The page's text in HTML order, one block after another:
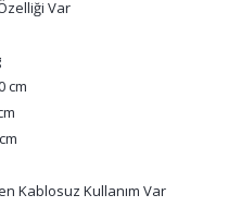
Var
cm
Kablosuz Kullanım Var